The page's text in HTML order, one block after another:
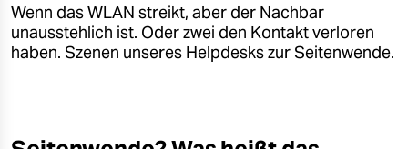
Wenn das WLAN streikt, aber der Nachbar
unausstehlich ist. Oder zwei den Kontakt verloren
haben. Szenen unseres Helpdesks zur Seitenwende.